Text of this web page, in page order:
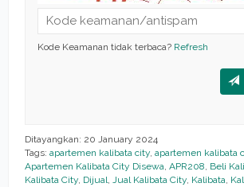
Kode Keamanan tidak terbaca? Refresh
Ditayangkan: 20 January 2024
Tags: apartemen kalibata city, apartemen kalibata
Apartemen Kalibata City Disewa, APR208, Beli
Kalibata City, Dijual, Jual Kalibata City, Kalibata,